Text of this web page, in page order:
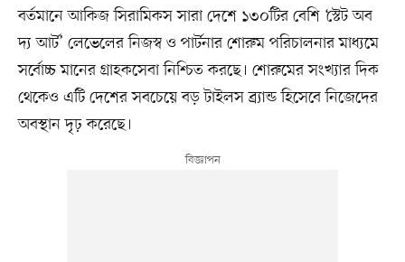
বর্তমানে আকিজ সিরামিকস সারা দেশে ১৩০টির বেশি ‘স্টেট অব
দ্য আর্ট’ লেভেলের নিজস্ব ও পার্টনার শোরুম পরিচালনার মাধ্যমে
সর্বোচ্চ মানের গ্রাহকসেবা নিশ্চিত করছে। শোরুমের সংখ্যার দিক
থেকেও এটি দেশের সবচেয়ে বড় টাইলস ব্র্যান্ড হিসেবে নিজেদের
অবস্থান দৃঢ় করেছে।